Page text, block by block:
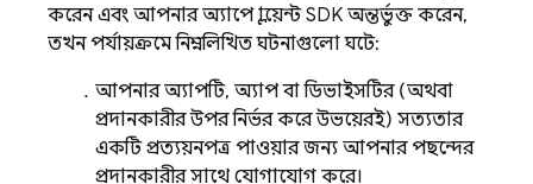
করেন এবং আপনার অ্যাপে ক্লায়েন্ট SDK অন্তর্ভুক্ত করেন,
তখন পর্যায়ক্রমে নিম্নলিখিত ঘটনাগুলো ঘটে:
আপনার অ্যাপটি, অ্যাপ বা ডিভাইসটির (অথবা
প্রদানকারীর উপর নির্ভর করে উভয়েরই) সত্যতার
একটি প্রত্যয়নপত্র পাওয়ার জন্য আপনার পছন্দের
প্রদানকারীর সাথে যোগাযোগ করে।